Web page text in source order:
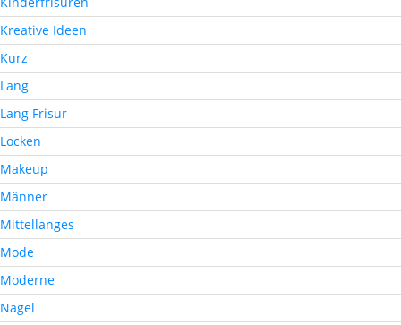
Kreative Ideen
Kurz
Lang
Lang Frisur
Locken
Makeup
Männer
Mittellanges
Mode
Moderne
Nägel